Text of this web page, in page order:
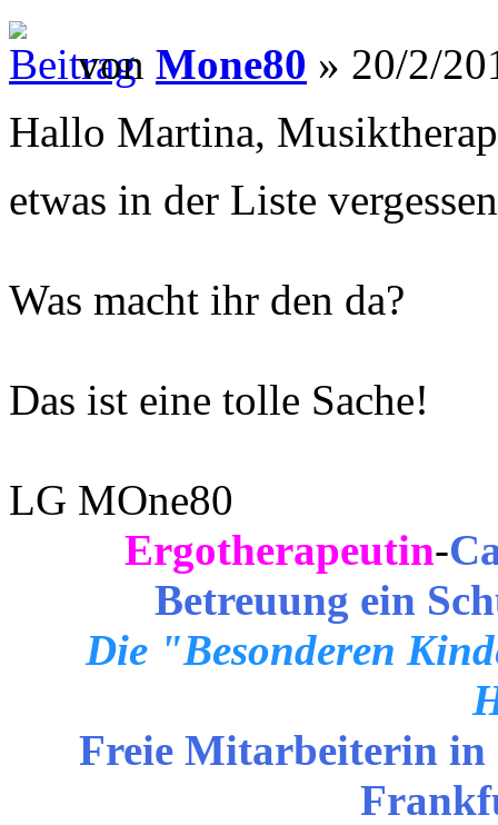
von Mone80 » 20/2/
Hallo Martina,
etwas in der Liste
Was macht ihr den da?
Das ist eine tolle Sache!
LG MOne80
Ergotherapeutin-
Betreuung ein
Die "Besonderen
Freie Mitarbeiterin in